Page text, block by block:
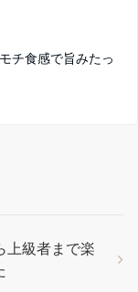
チ食感で旨みたっ
上級者まで楽